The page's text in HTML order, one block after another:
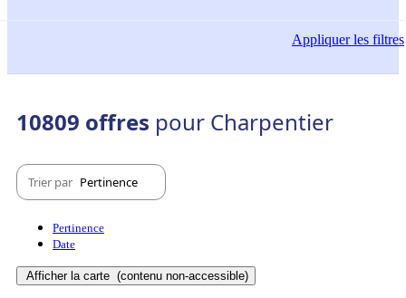
Appliquerles filtres
10809 offres pour Charpentier
Trier par Pertinence
Pertinence
Date
Afficher la carte (contenu non-accessible)